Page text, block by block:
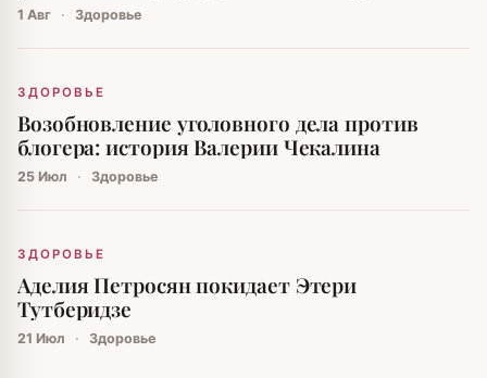
1 Авг · Здоровье
ЗДОРОВЬЕ
Возобновление уголовного дела против
блогера: история Валерии Чекалина
25 Июл · Здоровье
ЗДОРОВЬЕ
Аделия Петросян покидает Этери
Тутберидзе
21 Июл · Здоровье